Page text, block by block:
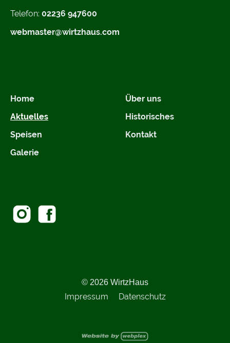
Telefon: 02236 947600
webmaster@wirtzhaus.com
Home
Aktuelles
Speisen
Galerie
Über uns
Historisches
Kontakt
© 2026 WirtzHaus
Impressum Datenschutz